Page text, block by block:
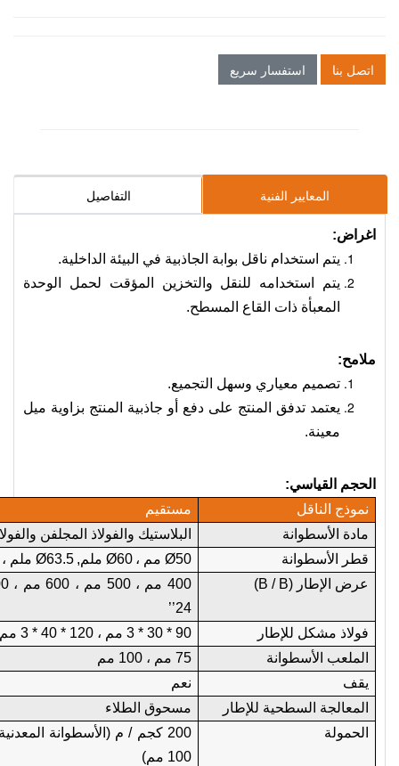
اتصل بنا استفسار سريع
المعايير الفنية التفاصيل
اغراض:
يتم استخدام ناقل بوابة الجاذبية في البيئة الداخلية.
يتم استخدامه للنقل والتخزين المؤقت لحمل الوحدة
المعبأة ذات القاع المسطح.
ملامح:
تصميم معياري وسهل التجميع.
يعتمد تدفق المنتج على دفع أو جاذبية المنتج بزاوية ميل
معينة.
الحجم القياسي:
نموذج الناقل
مستقيم
مادة الأسطوانة
البلاستيك والفولاذ المجلفن
قطر الأسطوانة
Ø50 مم ، Ø60 ملم ,
Ø63.5 ملم ،
عرض الإطار (B / B)
400 مم ، 500 مم ، 600 مم ، 800 مم ، 1000 مم ، 18
24
’’
فولاذ مشكل للإطار
90 * 30 * 3 مم ، 120 * 40 * 3 مم إلخ.
الملعب الأسطوانة
75 مم ، 100 مم
يقف
نعم
المعالجة السطحية للإطار
مسحوق الطلاء
الحمولة
100 مم)